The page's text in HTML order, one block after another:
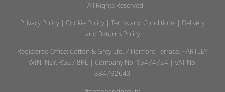
| All Rights Reserved
Privacy Policy | Cookie Policy | Terms and Conditions | Delivery
and Returns Policy
Registered Office: Cotton & Grey Ltd, 7 Hartford Terrace, HARTLEY
WINTNEY, RG27 8PL | Company No: 13474724 | VAT No:
384792643